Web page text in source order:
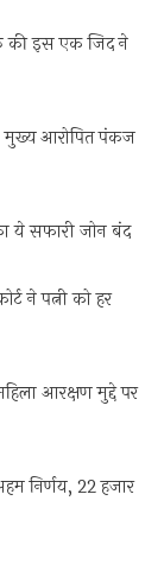
की इस एक जिद ने
मुख्य आरोपित पंकज
ये सफारी जोन बंद
ने पत्नी को हर
आरक्षण मुद्दे पर
निर्णय, 22 हजार